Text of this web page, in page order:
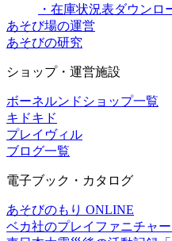
・在庫状況表ダウンロ
あそび場の運営
あそびの研究
ショップ・運営施設
ボーネルンドショップ一覧
キドキド
プレイヴィル
ブログ一覧
電子ブック・カタログ
あそびのもり ONLINE
ベカ社のプレイファニチャ